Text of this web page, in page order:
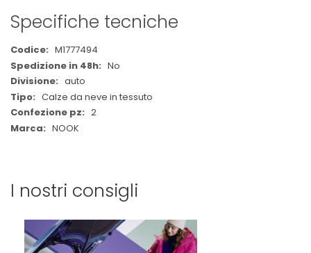
Specifiche tecniche
Maggiori
Informazioni
M1777494
No
auto
Calze da neve in tessuto
2
NOOK
I nostri consigli